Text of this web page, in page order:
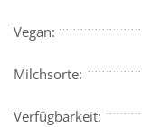
Vegan:
Milchsorte:
Verfügbarkeit: